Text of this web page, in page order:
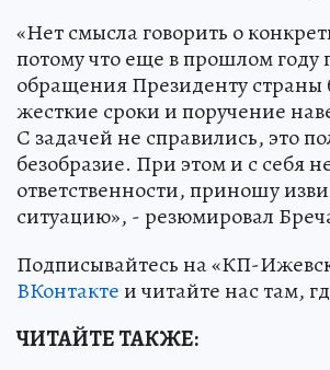
«Нет смысла говорить о
потому что еще в прошлом году
обращения Президенту страны
жесткие сроки и поручение
С задачей не справились, это
безобразие. При этом и с себя
ответственности, приношу
ситуацию», - резюмировал
Подписывайтесь на «КП-
ВКонтактеи читайте нас там,
ЧИТАЙТЕ ТАКЖЕ: